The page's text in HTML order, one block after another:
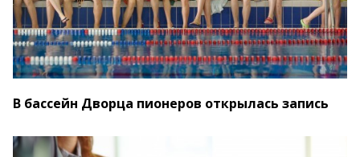
В бассейн Дворца пионеров открылась запись